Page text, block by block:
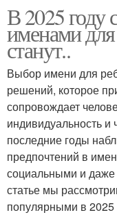
В 2025
именами
станут..
Выбор имени для
решений, которое
сопровождает
индивидуальность и
последние годы
предпочтений в
социальными и даже
статье мы
популярными в 2025